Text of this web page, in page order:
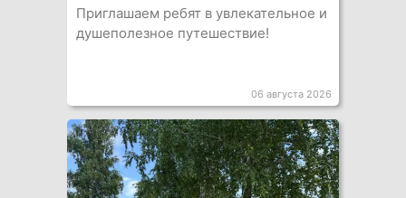
Приглашаем ребят в увлекательное и
душеполезное путешествие!
06 августа 2026